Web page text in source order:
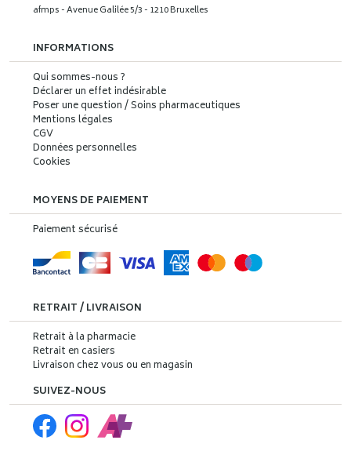
afmps - Avenue Galilée 5/3 - 1210 Bruxelles
INFORMATIONS
Qui sommes-nous ?
Déclarer un effet indésirable
Poser une question / Soins pharmaceutiques
Mentions légales
CGV
Données personnelles
Cookies
MOYENS DE PAIEMENT
Paiement sécurisé
RETRAIT / LIVRAISON
Retrait à la pharmacie
Retrait en casiers
Livraison chez vous ou en magasin
SUIVEZ-NOUS